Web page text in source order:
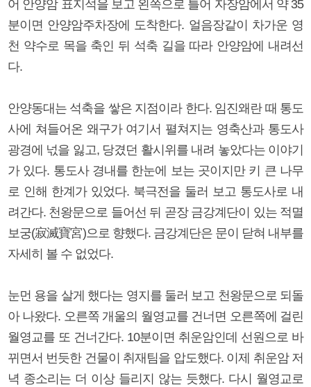
어 안양암 표지석을 보고 왼쪽으로 틀어 자장암에서 약 35
분이면 안양암주차장에 도착한다. 얼음장같이 차가운 영
천 약수로 목을 축인 뒤 석축 길을 따라 안양암에 내려선
다.
안양동대는 석축을 쌓은 지점이라 한다. 임진왜란 때 통도
사에 쳐들어온 왜구가 여기서 펼쳐지는 영축산과 통도사
광경에 넋을 잃고, 당겼던 활시위를 내려 놓았다는 이야기
가 있다. 통도사 경내를 한눈에 보는 곳이지만 키 큰 나무
로 인해 한계가 있었다. 북극전을 둘러 보고 통도사로 내
려간다. 천왕문으로 들어선 뒤 곧장 금강계단이 있는 적멸
보궁(寂滅寶宮)으로 향했다. 금강계단은 문이 닫혀 내부를
자세히 볼 수 없었다.
눈먼 용을 살게 했다는 영지를 둘러 보고 천왕문으로 되돌
아 나왔다. 오른쪽 개울의 월영교를 건너면 오른쪽에 걸린
월영교를 또 건너간다. 10분이면 취운암인데 선원으로 바
뀌면서 번듯한 건물이 취재팀을 압도했다. 이제 취운암 저
녁 종소리는 더 이상 들리지 않는 듯했다. 다시 월영교로